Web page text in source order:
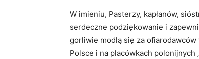
W imieniu, Pasterzy, kapłanów,
serdeczne podziękowanie i
gorliwie modlą się za
Polsce i na placówkach polonijnych